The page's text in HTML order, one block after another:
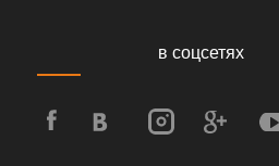
в соцсетях